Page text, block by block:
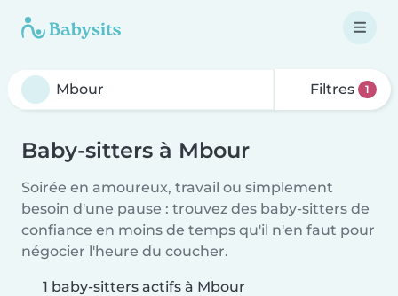
Filtres 1
Baby-sitters à Mbour
Soirée en amoureux, travail ou simplement
besoin d'une pause : trouvez des baby-sitters de
confiance en moins de temps qu'il n'en faut pour
négocier l'heure du coucher.
1 baby-sitters actifs à Mbour